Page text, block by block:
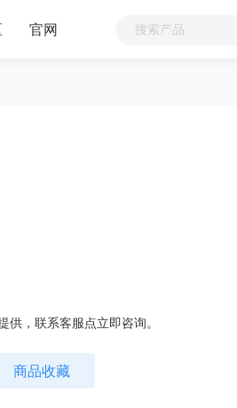
官网
，联系客服点立即咨询。
商品收藏